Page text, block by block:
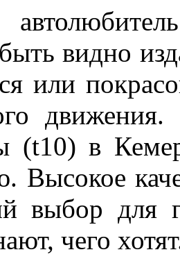
видно
или
(t10) в
Высокое
выбор для
чего